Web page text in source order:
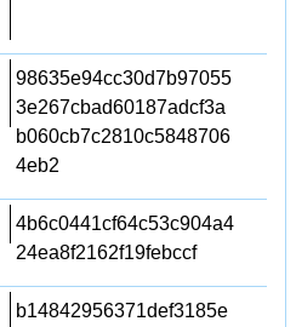
98635e94cc30d7b97055
3e267cbad60187adcf3a
b060cb7c2810c5848706
4eb2
4b6c0441cf64c53c904a4
24ea8f2162f19febccf
b14842956371def3185e